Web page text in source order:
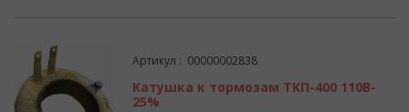
Артикул : 00000002838
Катушка к тормозам ТКП-400 110В-
25%